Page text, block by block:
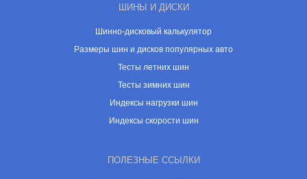
ШИНЫ И ДИСКИ
Шинно-дисковый калькулятор
Размеры шин и дисков популярных авто
Тесты летних шин
Тесты зимних шин
Индексы нагрузки шин
Индексы скорости шин
ПОЛЕЗНЫЕ ССЫЛКИ